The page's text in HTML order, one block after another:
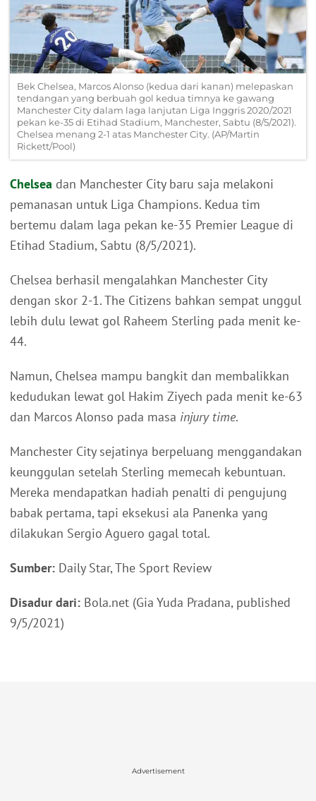
Bek Chelsea, Marcos Alonso (kedua dari kanan) melepaskan
tendangan yang berbuah gol kedua timnya ke gawang
Manchester City dalam laga lanjutan Liga Inggris 2020/2021
pekan ke-35 di Etihad Stadium, Manchester, Sabtu (8/5/2021).
Chelsea menang 2-1 atas Manchester City. (AP/Martin
Rickett/Pool)
Chelsea dan Manchester City baru saja melakoni
pemanasan untuk Liga Champions. Kedua tim
bertemu dalam laga pekan ke-35 Premier League di
Etihad Stadium, Sabtu (8/5/2021).
Chelsea berhasil mengalahkan Manchester City
dengan skor 2-1. The Citizens bahkan sempat unggul
lebih dulu lewat gol Raheem Sterling pada menit ke-
44.
Namun, Chelsea mampu bangkit dan membalikkan
kedudukan lewat gol Hakim Ziyech pada menit ke-63
dan Marcos Alonso pada masa injury time.
Manchester City sejatinya berpeluang menggandakan
keunggulan setelah Sterling memecah kebuntuan.
Mereka mendapatkan hadiah penalti di pengujung
babak pertama, tapi eksekusi ala Panenka yang
dilakukan Sergio Aguero gagal total.
Sumber: Daily Star, The Sport Review
Disadur dari: Bola.net (Gia Yuda Pradana, published
9/5/2021)
Advertisement